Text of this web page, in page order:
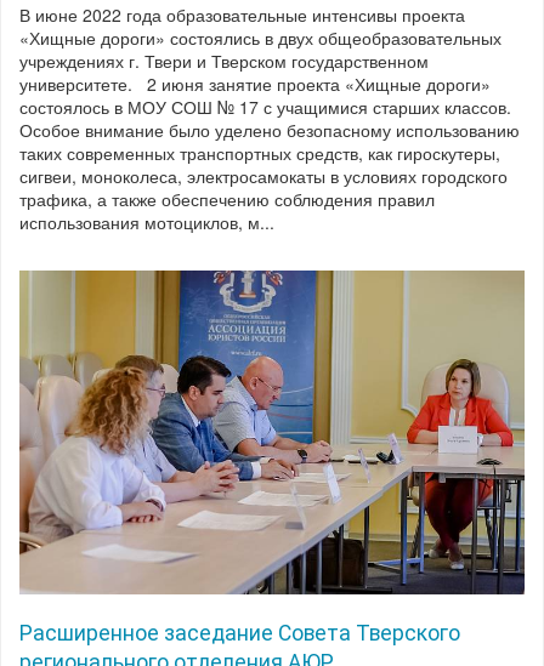
В июне 2022 года образовательные интенсивы проекта
«Хищные дороги» состоялись в двух общеобразовательных
учреждениях г. Твери и Тверском государственном
университете. 2 июня занятие проекта «Хищные дороги»
состоялось в МОУ СОШ № 17 с учащимися старших классов.
Особое внимание было уделено безопасному использованию
таких современных транспортных средств, как гироскутеры,
сигвеи, моноколеса, электросамокаты в условиях городского
трафика, а также обеспечению соблюдения правил
использования мотоциклов, м...
Расширенное заседание Совета Тверского